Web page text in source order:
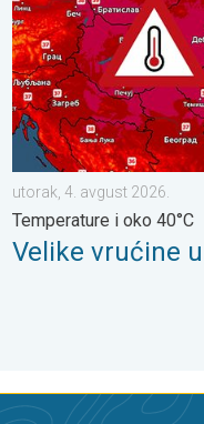
utorak, 4. avgust 2026.
Temperature i oko 40°C
Velike vrućine